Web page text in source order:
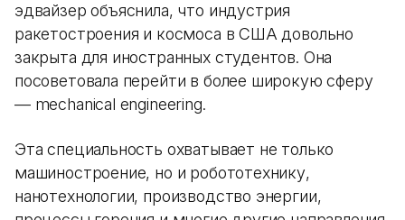
эдвайзер объяснила, что индустрия
ракетостроения и космоса в США довольно
закрыта для иностранных студентов. Она
посоветовала перейти в более широкую сферу
— mechanical engineering.
Эта специальность охватывает не только
машиностроение, но и робототехнику,
нанотехнологии, производство энергии,